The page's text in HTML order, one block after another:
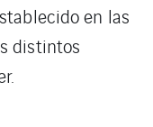
en las
distintos